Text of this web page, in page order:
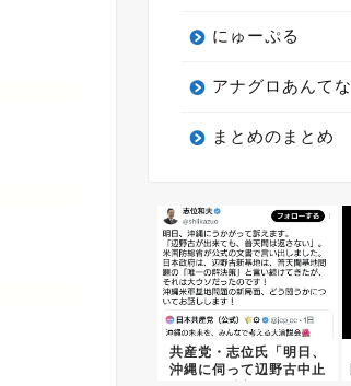
にゅーぷる
アナグロあんてな
まとめのまとめ
共産党・志位氏「明日、
沖縄に伺って辺野古中止